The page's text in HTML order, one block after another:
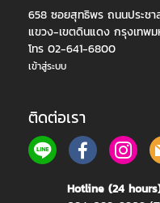
658 ซอยสุทธิพร ถนนประชา
แขวง-เขตดินแดง กรุงเทพ
โทร 02-641-6800
เข้าสู่ระบบ
ติดต่อเรา
Hotline (24